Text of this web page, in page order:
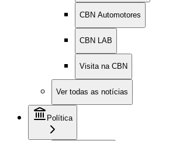
CBN Automotores
CBN LAB
Visita na CBN
Ver todas as notícias
Política